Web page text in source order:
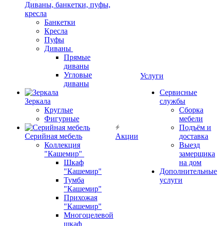
Диваны, банкетки, пуфы,
кресла
Банкетки
Кресла
Пуфы
Диваны
Прямые
диваны
Угловые
диваны
Зеркала
Круглые
Фигурные
Серийная мебель
Коллекция
"Кашемир"
Шкаф
"Кашемир"
Тумба
"Кашемир"
Прихожая
"Кашемир"
Многоцелевой
шкаф
Акции
Услуги
Сервисные
службы
Сборка
мебели
Подъём и
доставка
Выезд
замерщика
на дом
Дополнительные
услуги